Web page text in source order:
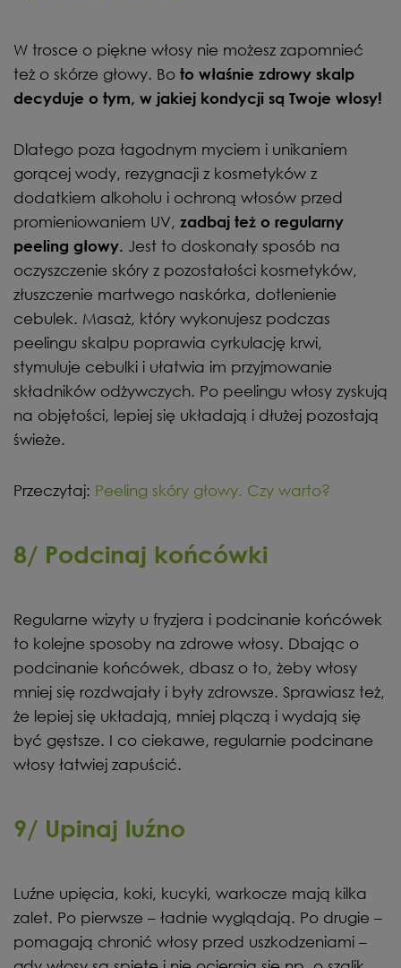
W trosce o piękne włosy nie możesz zapomnieć
też o skórze głowy. Bo to właśnie zdrowy skalp
decyduje o tym, w jakiej kondycji są Twoje włosy!
Dlatego poza łagodnym myciem i unikaniem
gorącej wody, rezygnacji z kosmetyków z
dodatkiem alkoholu i ochroną włosów przed
promieniowaniem UV, zadbaj też o regularny
peeling głowy. Jest to doskonały sposób na
oczyszczenie skóry z pozostałości kosmetyków,
złuszczenie martwego naskórka, dotlenienie
cebulek. Masaż, który wykonujesz podczas
peelingu skalpu poprawia cyrkulację krwi,
stymuluje cebulki i ułatwia im przyjmowanie
składników odżywczych. Po peelingu włosy zyskują
na objętości, lepiej się układają i dłużej pozostają
świeże.
Przeczytaj: Peeling skóry głowy. Czy warto?
8/ Podcinaj końcówki
Regularne wizyty u fryzjera i podcinanie końcówek
to kolejne sposoby na zdrowe włosy. Dbając o
podcinanie końcówek, dbasz o to, żeby włosy
mniej się rozdwajały i były zdrowsze. Sprawiasz też,
że lepiej się układają, mniej plączą i wydają się
być gęstsze. I co ciekawe, regularnie podcinane
włosy łatwiej zapuścić.
9/ Upinaj luźno
Luźne upięcia, koki, kucyki, warkocze mają kilka
zalet. Po pierwsze – ładnie wyglądają. Po drugie –
pomagają chronić włosy przed uszkodzeniami –